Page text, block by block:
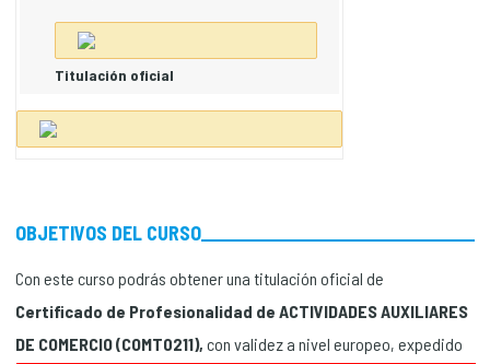
OBJETIVOS DEL CURSO
Con este curso podrás obtener una titulación oficial de
Certificado de Profesionalidad de ACTIVIDADES AUXILIARES
DE COMERCIO (COMT0211), con validez a nivel europeo, expedido
Titulación oficial